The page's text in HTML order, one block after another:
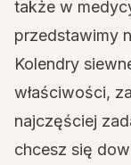
także w
przedstawimy
Kolendry
właściwości,
najczęściej
chcesz się